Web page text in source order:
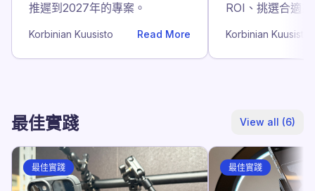
推遲到2027年的專案。
Korbinian Kuusisto Read More
ROI、挑選合適
Korbinian Kuusisto
最佳實踐 View all (6)
最佳實踐 最佳實踐